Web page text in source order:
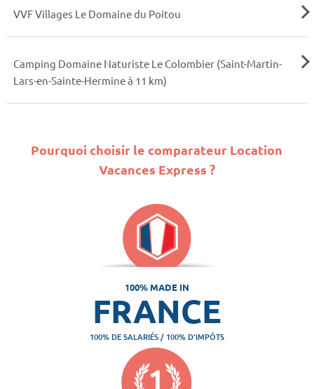
VVF Villages Le Domaine du Poitou
Camping Domaine Naturiste Le Colombier (Saint-Martin-
Lars-en-Sainte-Hermine à 11 km)
Pourquoi choisir le comparateur Location
Vacances Express ?
100% MADE IN
FRANCE
100% DE SALARIÉS / 100% D'IMPÔTS